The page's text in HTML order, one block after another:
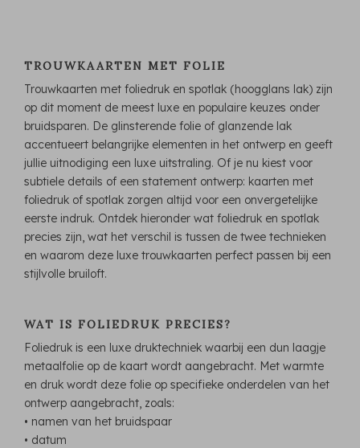
TROUWKAARTEN MET FOLIE
Trouwkaarten met foliedruk en spotlak (hoogglans lak) zijn
op dit moment de meest luxe en populaire keuzes onder
bruidsparen. De glinsterende folie of glanzende lak
accentueert belangrijke elementen in het ontwerp en geeft
jullie uitnodiging een luxe uitstraling. Of je nu kiest voor
subtiele details of een statement ontwerp: kaarten met
foliedruk of spotlak zorgen altijd voor een onvergetelijke
eerste indruk. Ontdek hieronder wat foliedruk en spotlak
precies zijn, wat het verschil is tussen de twee technieken
en waarom deze luxe trouwkaarten perfect passen bij een
stijlvolle bruiloft.
WAT IS FOLIEDRUK PRECIES?
Foliedruk is een luxe druktechniek waarbij een dun laagje
metaalfolie op de kaart wordt aangebracht. Met warmte
en druk wordt deze folie op specifieke onderdelen van het
ontwerp aangebracht, zoals:
• namen van het bruidspaar
• datum